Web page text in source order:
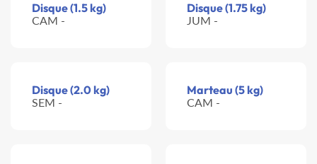
Disque (1.5 kg)
CAM -
Disque (1.75 kg)
JUM -
Disque (2.0 kg)
SEM -
Marteau (5 kg)
CAM -